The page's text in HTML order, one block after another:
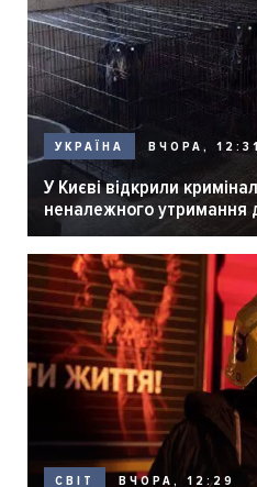
УКРАЇНА ВЧОРА,
У Києві відкрили
неналежного утримання
розпліднику
СВІТ ВЧОРА, 12:29